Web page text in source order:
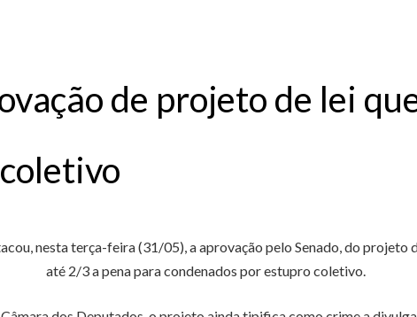
de projeto de lei
nesta terça-feira (31/05), a aprovação pelo Senado, do projeto
até 2/3 a pena para condenados por estupro coletivo.